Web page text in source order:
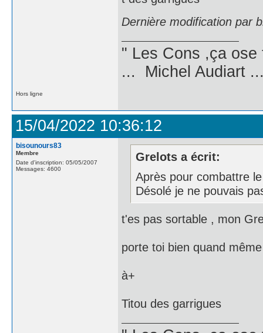
Dernière modification par
" Les Cons ,ça
... Michel Audiart
Hors ligne
15/04/2022 10:36:12
bisounours83
Membre
Date d'inscription: 05/05/2007
Messages: 4600
Grelots a écrit:
Après pour combattre
Désolé je ne pouvais
t'es pas sortable , mon
porte toi bien quand
à+
Titou des garrigues